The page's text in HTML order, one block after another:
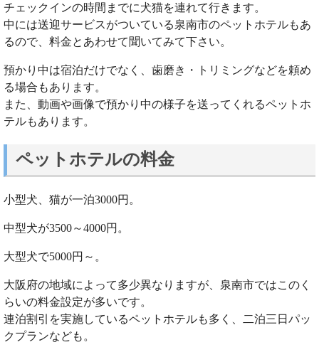
チェックインの時間までに犬猫を連れて行きます。
中には送迎サービスがついている泉南市のペットホテルもあ
るので、料金とあわせて聞いてみて下さい。
預かり中は宿泊だけでなく、歯磨き・トリミングなどを頼め
る場合もあります。
また、動画や画像で預かり中の様子を送ってくれるペットホ
テルもあります。
ペットホテルの料金
小型犬、猫が一泊3000円。
中型犬が3500～4000円。
大型犬で5000円～。
大阪府の地域によって多少異なりますが、泉南市ではこのく
らいの料金設定が多いです。
連泊割引を実施しているペットホテルも多く、二泊三日パッ
クプランなども。